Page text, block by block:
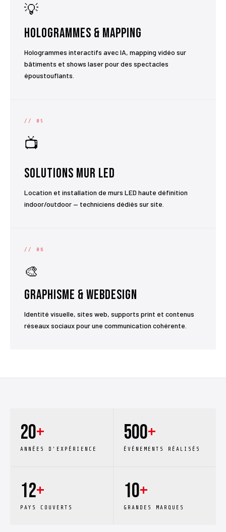
💡
Hologrammes & Mapping
Hologrammes interactifs avec IA, mapping vidéo sur
bâtiments et shows laser pour des spectacles
époustouflants.
// 05
📺
Solutions Mur LED
Location et installation de murs LED haute définition
indoor/outdoor — techniciens dédiés sur site.
// 06
🎨
Graphisme & Webdesign
Identité visuelle, sites web, supports print et contenus
réseaux sociaux pour une communication cohérente.
20+
ANNÉES D'EXPÉRIENCE
500+
ÉVÉNEMENTS RÉALISÉS
12+
PAYS COUVERTS
10+
GRANDES MARQUES